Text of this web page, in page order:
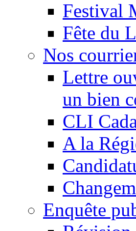
Festival
Fête du
Nos
Lettre
un bien
CLI
A la
Enquête